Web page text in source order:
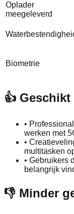
Oplader
meegeleverd
Biometrie
👍
•
werken met
•
multitasken
• Gebruikers
belangrijk
👎 Minder